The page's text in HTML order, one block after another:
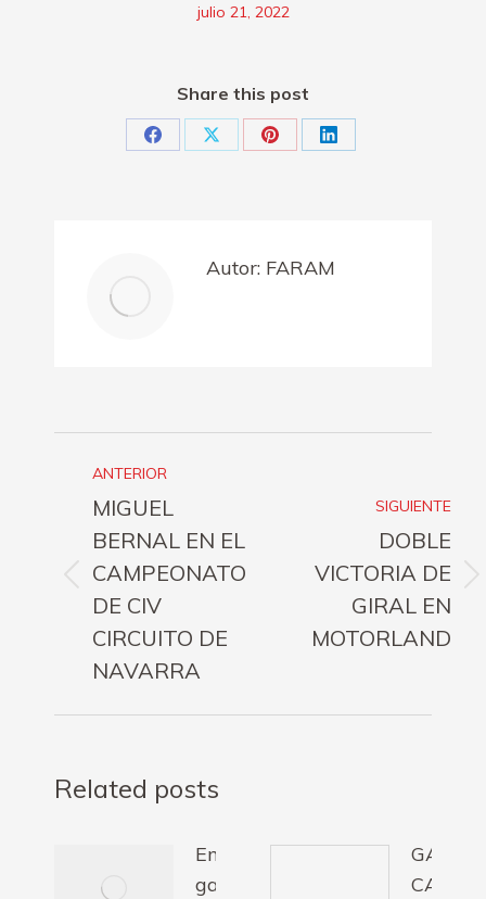
julio 21, 2022
Share this post
Share Share Share Share
Autor: FARAM
entre
publicaciones
ANTERIOR
Publicación
anterior:
MIGUEL
BERNAL EN EL
CAMPEONATO
DE CIV
CIRCUITO DE
NAVARRA
SIGUIENTE
Publicación
siguiente:
DOBLE
VICTORIA DE
GIRAL EN
MOTORLAND
Related posts
Emotiva
gala de
GALA